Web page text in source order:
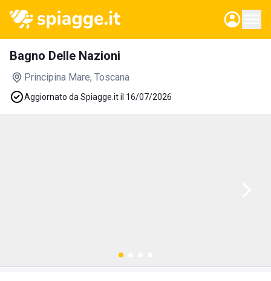
Bagno Delle Nazioni
Principina Mare, Toscana
Aggiornato da Spiagge.it il 16/07/2026